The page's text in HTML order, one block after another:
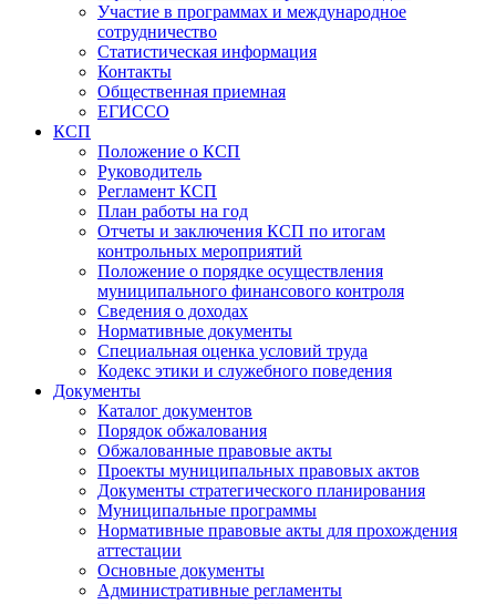
Участие в программах и международное
сотрудничество
Статистическая информация
Контакты
Общественная приемная
ЕГИССО
КСП
Положение о КСП
Руководитель
Регламент КСП
План работы на год
Отчеты и заключения КСП по итогам
контрольных мероприятий
Положение о порядке осуществления
муниципального финансового контроля
Сведения о доходах
Нормативные документы
Специальная оценка условий труда
Кодекс этики и служебного поведения
Документы
Каталог документов
Порядок обжалования
Обжалованные правовые акты
Проекты муниципальных правовых актов
Документы стратегического планирования
Муниципальные программы
Нормативные правовые акты для прохождения
аттестации
Основные документы
Административные регламенты